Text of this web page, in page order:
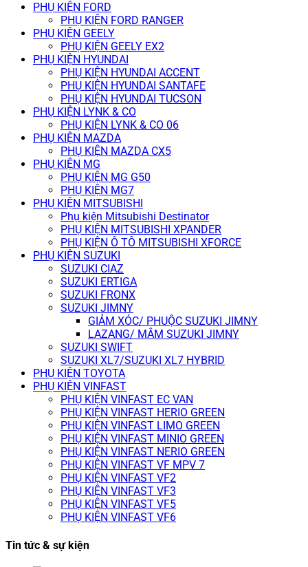
PHỤ KIỆN FORD
PHỤ KIỆN FORD RANGER
PHỤ KIỆN GEELY
PHỤ KIỆN GEELY EX2
PHỤ KIỆN HYUNDAI
PHỤ KIỆN HYUNDAI ACCENT
PHỤ KIỆN HYUNDAI SANTAFE
PHỤ KIỆN HYUNDAI TUCSON
PHỤ KIỆN LYNK & CO
PHỤ KIỆN LYNK & CO 06
PHỤ KIỆN MAZDA
PHỤ KIỆN MAZDA CX5
PHỤ KIỆN MG
PHỤ KIỆN MG G50
PHỤ KIỆN MG7
PHỤ KIỆN MITSUBISHI
Phụ kiện Mitsubishi Destinator
PHỤ KIỆN MITSUBISHI XPANDER
PHỤ KIỆN Ô TÔ MITSUBISHI XFORCE
PHỤ KIỆN SUZUKI
SUZUKI CIAZ
SUZUKI ERTIGA
SUZUKI FRONX
SUZUKI JIMNY
GIẢM XÓC/ PHUỘC SUZUKI JIMNY
LAZANG/ MÂM SUZUKI JIMNY
SUZUKI SWIFT
SUZUKI XL7/SUZUKI XL7 HYBRID
PHỤ KIỆN TOYOTA
PHỤ KIỆN VINFAST
PHỤ KIỆN VINFAST EC VAN
PHỤ KIỆN VINFAST HERIO GREEN
PHỤ KIỆN VINFAST LIMO GREEN
PHỤ KIỆN VINFAST MINIO GREEN
PHỤ KIỆN VINFAST NERIO GREEN
PHỤ KIỆN VINFAST VF MPV 7
PHỤ KIỆN VINFAST VF2
PHỤ KIỆN VINFAST VF3
PHỤ KIỆN VINFAST VF5
PHỤ KIỆN VINFAST VF6
Tin tức & sự kiện